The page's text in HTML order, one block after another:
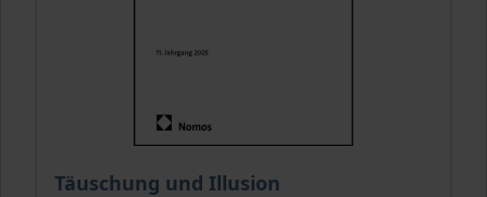
Täuschung und Illusion
Der Preis dieses Titels richtet sich nach der